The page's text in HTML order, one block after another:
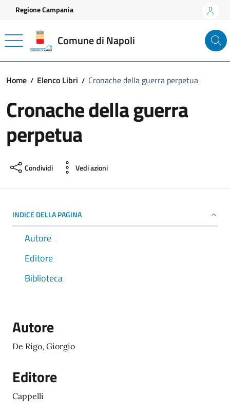
Vai ai contenuti
Vai al footer
Regione Campania
Comune di Napoli
Home Elenco Libri Cronache della guerra perpetua
Cronache della guerra
perpetua
Condividi Vedi azioni
INDICE DELLA PAGINA
Autore
Editore
Biblioteca
Autore
De Rigo, Giorgio
Editore
Cappelli